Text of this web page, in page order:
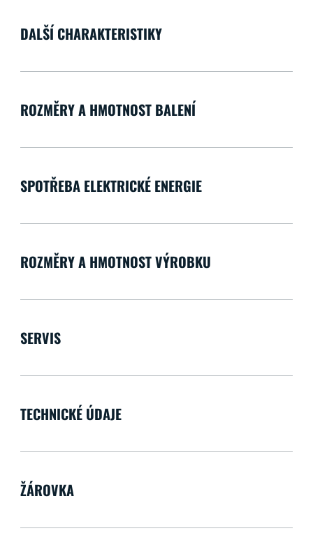
DALŠÍ CHARAKTERISTIKY
ROZMĚRY A HMOTNOST BALENÍ
SPOTŘEBA ELEKTRICKÉ ENERGIE
ROZMĚRY A HMOTNOST VÝROBKU
SERVIS
TECHNICKÉ ÚDAJE
ŽÁROVKA